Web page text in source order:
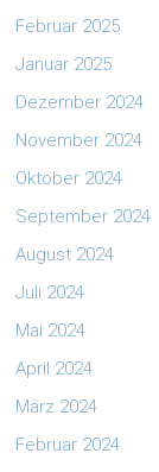
Februar 2025
Januar 2025
Dezember 2024
November 2024
Oktober 2024
September 2024
August 2024
Juli 2024
Mai 2024
April 2024
März 2024
Februar 2024